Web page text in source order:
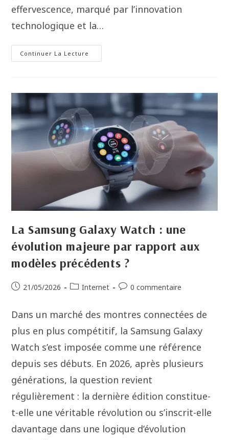
effervescence, marqué par l’innovation
technologique et la…
Continuer La Lecture
La Samsung Galaxy Watch : une
évolution majeure par rapport aux
modèles précédents ?
21/05/2026 Internet 0 commentaire
Dans un marché des montres connectées de
plus en plus compétitif, la Samsung Galaxy
Watch s’est imposée comme une référence
depuis ses débuts. En 2026, après plusieurs
générations, la question revient
régulièrement : la dernière édition constitue-
t-elle une véritable révolution ou s’inscrit-elle
davantage dans une logique d’évolution